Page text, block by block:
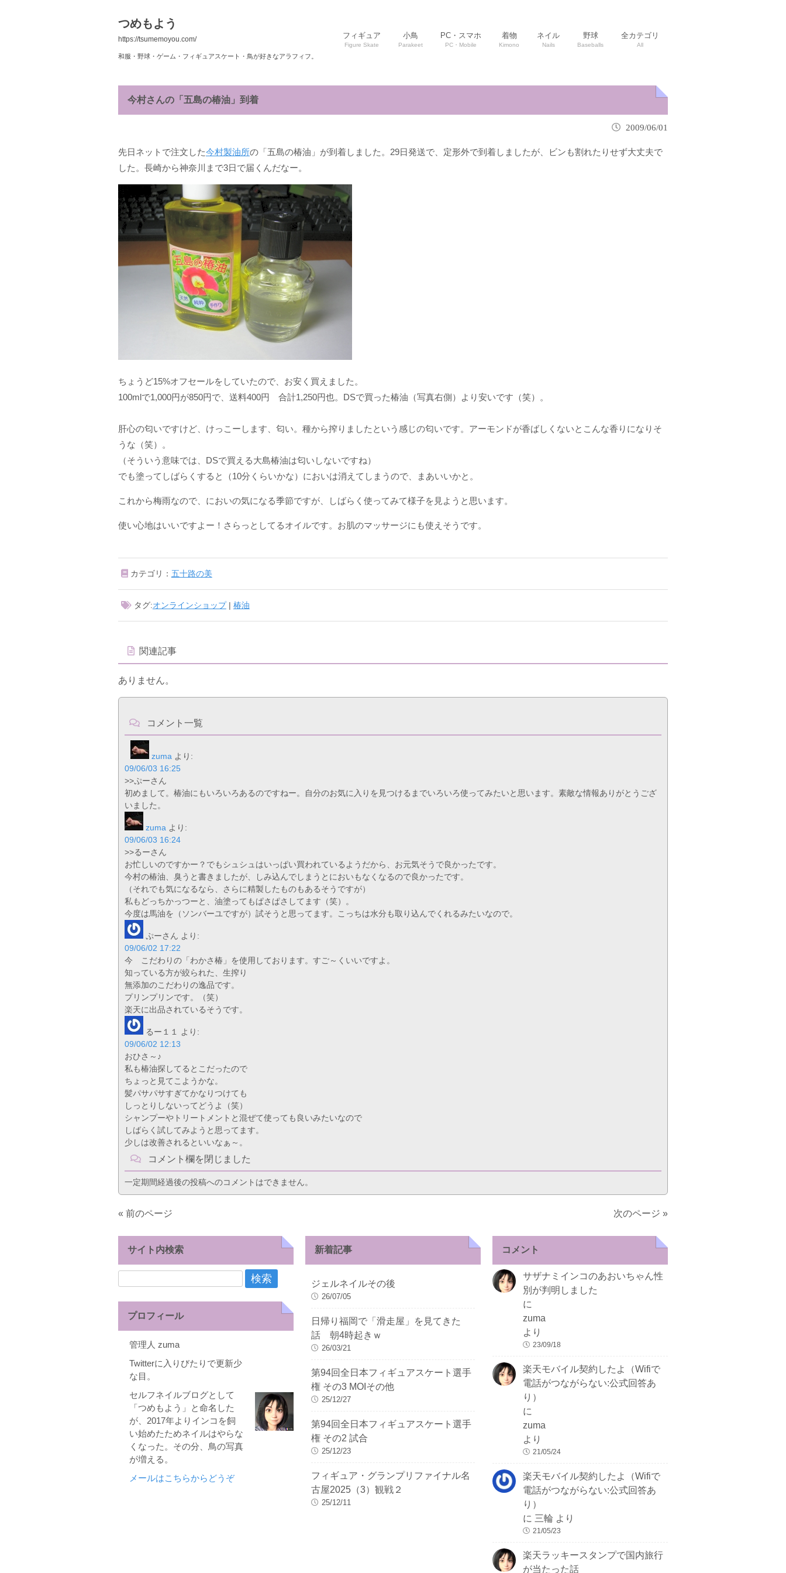
つめもよう
https://tsumemoyou.com/
和服・野球・ゲーム・フィギュアスケート・鳥が好きなアラフィフ。
フィギュア
Figure Skate
小鳥
Parakeet
PC・スマホ
PC・Mobile
着物
Kimono
ネイル
Nails
野球
Baseballs
全カテゴリ
All
今村さんの「五島の椿油」到着
2009/06/01
先日ネットで注文した今村製油所の「五島の椿油」が到着しました。29日発送で、定形外で到着しましたが、ビンも割れたりせず大丈夫で
した。長崎から神奈川まで3日で届くんだなー。
ちょうど15%オフセールをしていたので、お安く買えました。
100mlで1,000円が850円で、送料400円 合計1,250円也。DSで買った椿油（写真右側）より安いです（笑）。
肝心の匂いですけど、けっこーします、匂い。種から搾りましたという感じの匂いです。アーモンドが香ばしくないとこんな香りになりそ
うな（笑）。
（そういう意味では、DSで買える大島椿油は匂いしないですね）
でも塗ってしばらくすると（10分くらいかな）においは消えてしまうので、まあいいかと。
これから梅雨なので、においの気になる季節ですが、しばらく使ってみて様子を見ようと思います。
使い心地はいいですよー！さらっとしてるオイルです。お肌のマッサージにも使えそうです。
カテゴリ： 五十路の美
タグ:オンラインショップ| 椿油
関連記事
ありません。
コメント一覧
zuma より:
09/06/03 16:25
>>ぷーさん
初めまして。椿油にもいろいろあるのですねー。自分のお気に入りを見つけるまでいろいろ使ってみたいと思います。素敵な情報ありがとうござ
いました。
zuma より:
09/06/03 16:24
>>るーさん
お忙しいのですかー？でもシュシュはいっぱい買われているようだから、お元気そうで良かったです。
今村の椿油、臭うと書きましたが、しみ込んでしまうとにおいもなくなるので良かったです。
（それでも気になるなら、さらに精製したものもあるそうですが）
私もどっちかっつーと、油塗ってもぱさぱさしてます（笑）。
今度は馬油を（ソンバーユですが）試そうと思ってます。こっちは水分も取り込んでくれるみたいなので。
ぷーさん より:
09/06/02 17:22
今 こだわりの「わかさ椿」を使用しております。すご～くいいですよ。
知っている方が絞られた、生搾り
無添加のこだわりの逸品です。
プリンプリンです。（笑）
楽天に出品されているそうです。
るー１１
より:
09/06/02 12:13
おひさ～♪
私も椿油探してるとこだったので
ちょっと見てこようかな。
髪パサパサすぎてかなりつけても
しっとりしないってどうよ（笑）
シャンプーやトリートメントと混ぜて使っても良いみたいなので
しばらく試してみようと思ってます。
少しは改善されるといいなぁ～。
コメント欄を閉じました
一定期間経過後の投稿へのコメントはできません。
« 前のページ 次のページ »
サイト内検索
索:
プロフィール
管理人 zuma
Twitterに入りびたりで更新少
な目。
セルフネイルブログとして
「つめもよう」と命名した
が、2017年よりインコを飼
い始めたためネイルはやらな
くなった。その分、鳥の写真
が増える。
メールはこちらからどうぞ
新着記事
ジェルネイルその後
26/07/05
日帰り福岡で「滑走屋」を見てきた
話 朝4時起きｗ
26/03/21
第94回全日本フィギュアスケート選手
権 その3 MOIその他
25/12/27
第94回全日本フィギュアスケート選手
権 その2 試合
25/12/23
フィギュア・グランプリファイナル名
古屋2025（3）観戦２
25/12/11
コメント
サザナミインコのあおいちゃん性
別が判明しました
に
zuma
より
23/09/18
楽天モバイル契約したよ（Wifiで
電話がつながらない:公式回答あ
り）
に
zuma
より
21/05/24
楽天モバイル契約したよ（Wifiで
電話がつながらない:公式回答あ
り）
に 三輪 より
21/05/23
楽天ラッキースタンプで国内旅行
が当たった話